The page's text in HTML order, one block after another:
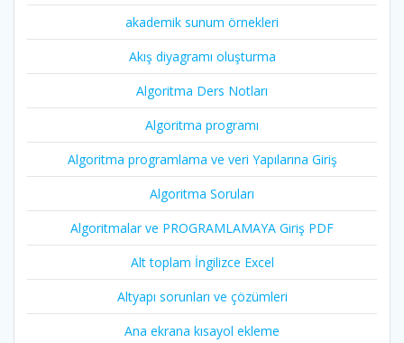
akademik sunum örnekleri
Akış diyagramı oluşturma
Algoritma Ders Notları
Algoritma programı
Algoritma programlama ve veri Yapılarına Giriş
Algoritma Soruları
Algoritmalar ve PROGRAMLAMAYA Giriş PDF
Alt toplam İngilizce Excel
Altyapı sorunları ve çözümleri
Ana ekrana kısayol ekleme